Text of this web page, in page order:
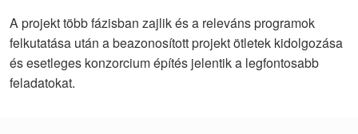
A projekt több fázisban zajlik és a releváns programok
felkutatása után a beazonosított projekt ötletek kidolgozása
és esetleges konzorcium építés jelentik a legfontosabb
feladatokat.